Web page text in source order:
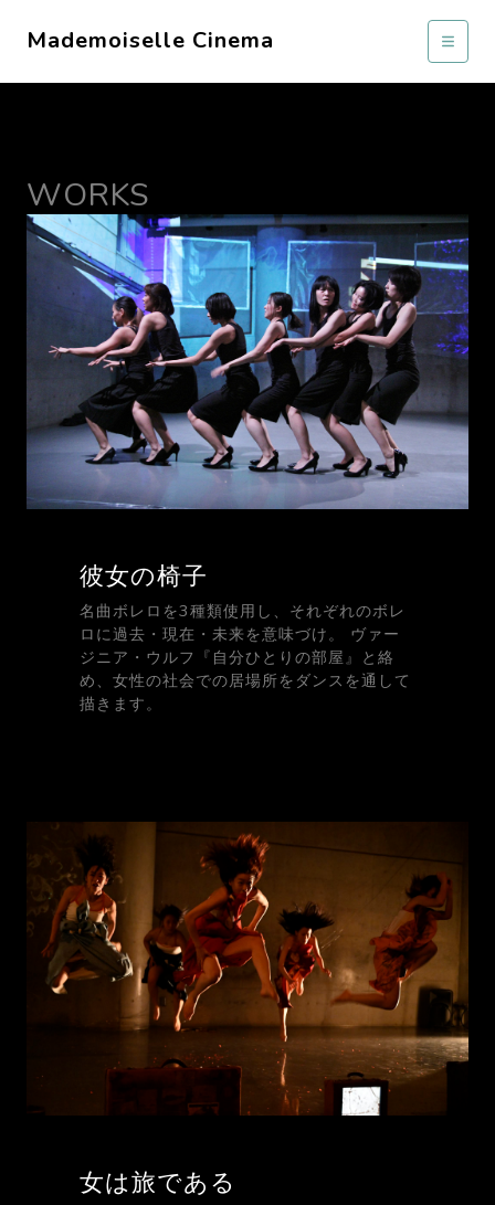
Mademoiselle Cinema
WORKS
彼女の椅子
名曲ボレロを3種類使用し、それぞれのボレ
ロに過去・現在・未来を意味づけ。 ヴァー
ジニア・ウルフ『自分ひとりの部屋』と絡
め、女性の社会での居場所をダンスを通して
描きます。
女は旅である